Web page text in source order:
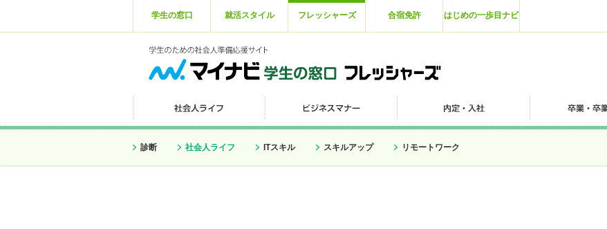
学生の窓口 就活スタイル フレッシャーズ 合宿免許 はじめの一歩目ナビ
診断 社会人ライフ ITスキル スキルアップ リモートワーク